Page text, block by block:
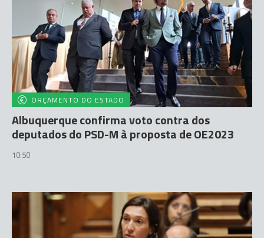
ORÇAMENTO DO ESTADO
Albuquerque confirma voto contra dos
deputados do PSD-M à proposta de OE2023
10:50